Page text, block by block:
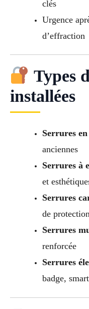
clés
Urgence
d’effraction
Types
installées
Serrures
anciennes
Serrures à
et
Serrures
de
Serrures
renforcée
Serrures
badge,